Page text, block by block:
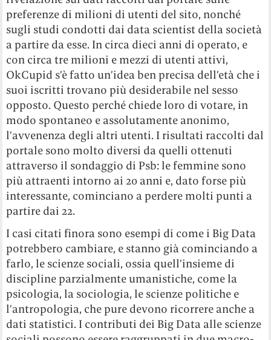
preferenze di milioni di utenti del sito, nonché
sugli studi condotti dai data scientist della società
a partire da esse. In circa dieci anni di operato, e
con circa tre milioni e mezzi di utenti attivi,
OkCupid s’è fatto un’idea ben precisa dell’età che i
suoi iscritti trovano più desiderabile nel sesso
opposto. Questo perché chiede loro di votare, in
modo spontaneo e assolutamente anonimo,
l’avvenenza degli altri utenti. I risultati raccolti dal
portale sono molto diversi da quelli ottenuti
attraverso il sondaggio di Psb: le femmine sono
più attraenti intorno ai 20 anni e, dato forse più
interessante, cominciano a perdere molti punti a
partire dai 22.
I casi citati finora sono esempi di come i Big Data
potrebbero cambiare, e stanno già cominciando a
farlo, le scienze sociali, ossia quell’insieme di
discipline parzialmente umanistiche, come la
psicologia, la sociologia, le scienze politiche e
l’antropologia, che pure devono ricorrere anche a
dati statistici. I contributi dei Big Data alle scienze